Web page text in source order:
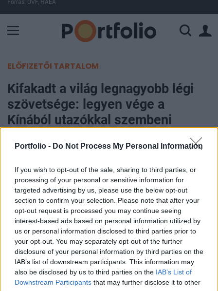
Portfolio - Do Not Process My Personal Information
If you wish to opt-out of the sale, sharing to third parties, or
processing of your personal or sensitive information for
targeted advertising by us, please use the below opt-out
section to confirm your selection. Please note that after your
opt-out request is processed you may continue seeing
interest-based ads based on personal information utilized by
us or personal information disclosed to third parties prior to
your opt-out. You may separately opt-out of the further
disclosure of your personal information by third parties on the
IAB’s list of downstream participants. This information may
also be disclosed by us to third parties on the IAB’s List of
Downstream Participants that may further disclose it to other
Forrás: OVF, HAEA
ELŐFIZETŐI TARTALOM
Kifakadt a világ legnagyobb légi
szövetsége: legyen vége a
Kínából utazókkal szembeni
2023. január 04. 11:22
Számos ország koronavírus-vizsgálatot és egyéb
intézkedéseket vezet be a Kínából érkező
utazókkal szemben, annak ellenére, hogy a vírus
már széles körben kering a határaikon belül.
Rendkívül kiábrándító, hogy az elmúlt három év
során hatástalannak bizonyult intézkedések ilyen
hirtelen visszaállítását látjuk – írja egy mai
közleményében Willie Walsh, a IATA Nemzetközi